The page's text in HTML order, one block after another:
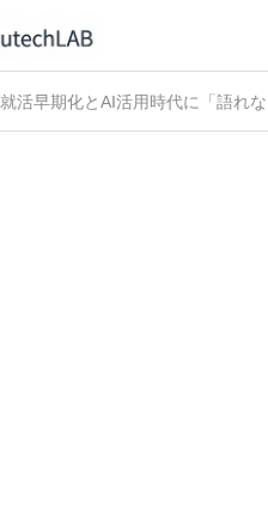
就活早期化とAI活用時代に「語れ